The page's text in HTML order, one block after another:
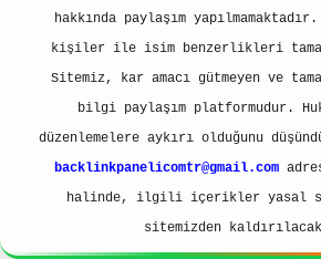
hakkında paylaşım
kişiler ile isim benzerlikleri
Sitemiz, kar amacı gütmeyen ve
bilgi paylaşım platformudur.
düzenlemelere aykırı olduğunu
backlinkpanelicomtr@gmail.com
halinde, ilgili içerikler yasal
sitemizden